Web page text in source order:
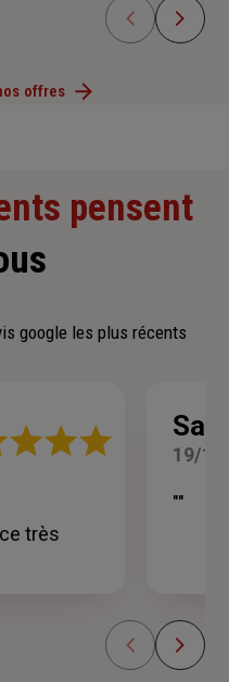
offres
pensent
google les plus récents
très
19/
""